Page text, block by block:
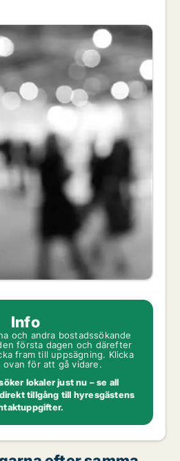
Info
och andra bostadssökande
första dagen och därefter
fram till uppsägning. Klicka
ovan för att gå vidare.
lokaler just nu – se all
tillgång till hyresgästens